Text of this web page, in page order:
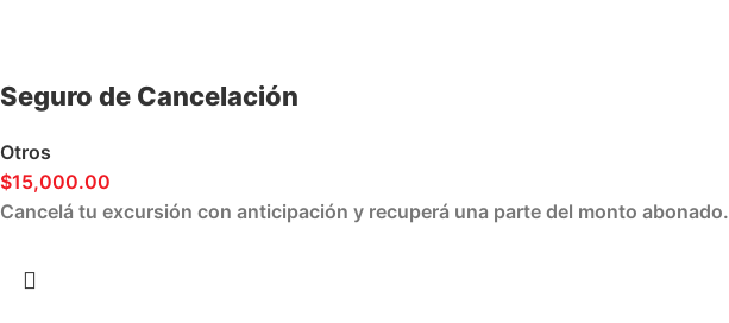
Seguro de Cancelación
Otros
$15,000.00
Cancelá tu excursión con anticipación y recuperá una parte del monto abonado.